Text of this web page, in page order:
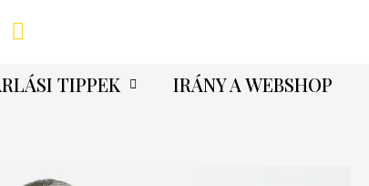
TIPPEK
IRÁNY A WEBSHOP